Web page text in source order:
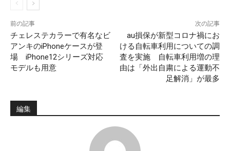
前の記事
チェレステカラーで有名なビ
アンキのiPhoneケースが登
場 iPhone12シリーズ対応
モデルも用意
次の記事
au損保が新型コロナ禍にお
ける自転車利用についての調
査を実施 自転車利用増の理
由は「外出自粛による運動不
足解消」が最多
編集